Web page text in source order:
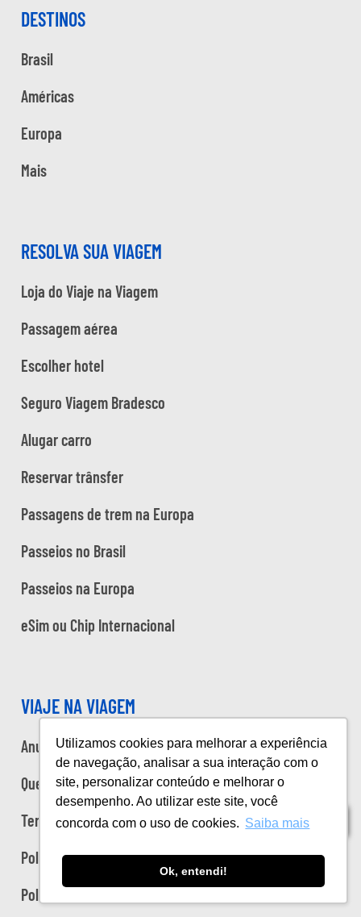
Utilizamos cookies para melhorar a experiência
de navegação, analisar a sua interação com o
site, personalizar conteúdo e melhorar o
desempenho. Ao utilizar este site, você
concorda com o uso de cookies. Saiba mais
Ok, entendi!
Índice
DESTINOS
Brasil
Américas
Europa
Mais
RESOLVA SUA VIAGEM
Loja do Viaje na Viagem
Passagem aérea
Escolher hotel
Seguro Viagem Bradesco
Alugar carro
Reservar trânsfer
Passagens de trem na Europa
Passeios no Brasil
Passeios na Europa
eSim ou Chip Internacional
VIAJE NA VIAGEM
Anuncie
Quem somos
Termos de uso
Política de privacidade
Política de cookies